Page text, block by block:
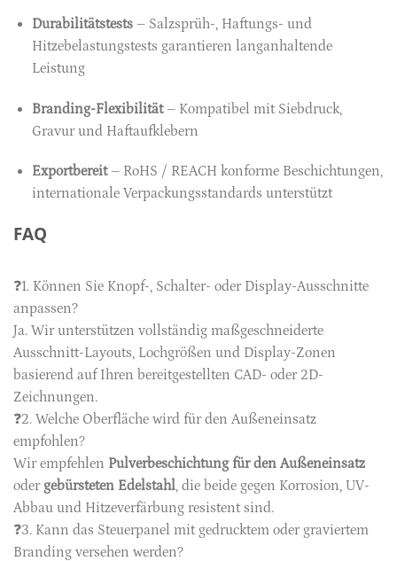
Durabilitätstests– Salzsprüh-, Haftungs- und
Hitzebelastungstests garantieren langanhaltende
Leistung
Branding-Flexibilität– Kompatibel mit Siebdruck,
Gravur und Haftaufklebern
Exportbereit– RoHS / REACH konforme Beschichtungen,
internationale Verpackungsstandards unterstützt
FAQ
❓1. Können Sie Knopf-, Schalter- oder Display-Ausschnitte
anpassen?
Ja. Wir unterstützen vollständig maßgeschneiderte
Ausschnitt-Layouts, Lochgrößen und Display-Zonen
basierend auf Ihren bereitgestellten CAD- oder 2D-
Zeichnungen.
❓2. Welche Oberfläche wird für den Außeneinsatz
empfohlen?
Wir empfehlen Pulverbeschichtung für den Außeneinsatz
oder gebürsteten Edelstahl, die beide gegen Korrosion, UV-
Abbau und Hitzeverfärbung resistent sind.
❓3. Kann das Steuerpanel mit gedrucktem oder graviertem
Branding versehen werden?